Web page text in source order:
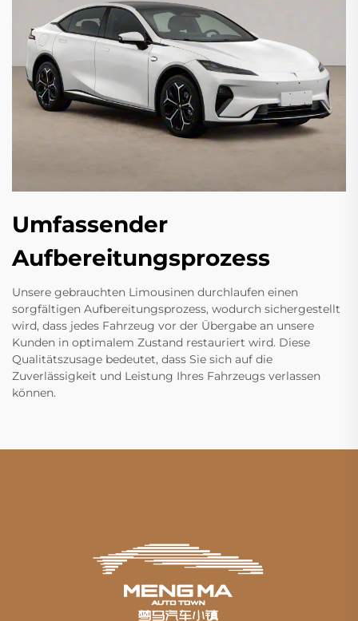
Umfassender
Aufbereitungsprozess
Unsere gebrauchten Limousinen durchlaufen einen
sorgfältigen Aufbereitungsprozess, wodurch sichergestellt
wird, dass jedes Fahrzeug vor der Übergabe an unsere
Kunden in optimalem Zustand restauriert wird. Diese
Qualitätszusage bedeutet, dass Sie sich auf die
Zuverlässigkeit und Leistung Ihres Fahrzeugs verlassen
können.